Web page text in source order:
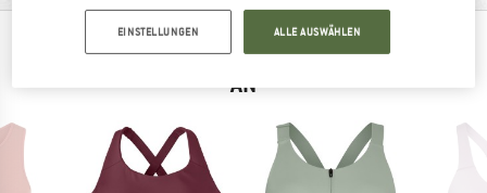
ANDERE BERGFREUNDE SCHAUTEN SICH AUCH
AN
EINSTELLUNGEN ALLE AUSWÄHLEN